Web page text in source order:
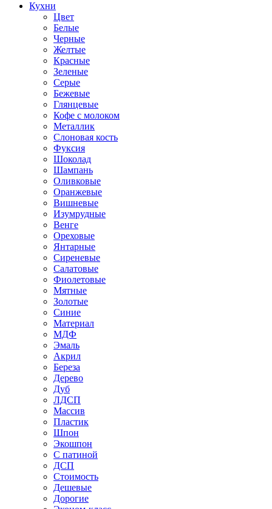
Кухни
Цвет
Белые
Черные
Желтые
Красные
Зеленые
Серые
Бежевые
Глянцевые
Кофе с молоком
Металлик
Слоновая кость
Фуксия
Шоколад
Шампань
Оливковые
Оранжевые
Вишневые
Изумрудные
Венге
Ореховые
Янтарные
Сиреневые
Салатовые
Фиолетовые
Мятные
Золотые
Синие
Материал
МДФ
Эмаль
Акрил
Береза
Дерево
Дуб
ЛДСП
Массив
Пластик
Шпон
Экошпон
С патиной
ДСП
Стоимость
Дешевые
Дорогие